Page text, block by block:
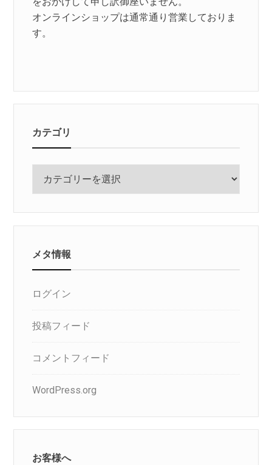
オンラインショップは通常通り営業しておりま
す。
カテゴリ
メタ情報
ログイン
投稿フィード
コメントフィード
WordPress.org
お客様へ